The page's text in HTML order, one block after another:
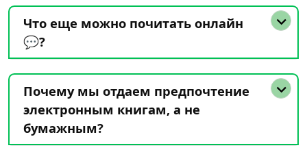
Что еще можно почитать онлайн
💬?
Почему мы отдаем предпочтение
электронным книгам, а не
бумажным?